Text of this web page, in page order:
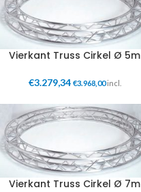
Vierkant Truss Cirkel Ø 5m
€3.279,34 €3.968,00incl.
Vierkant Truss Cirkel Ø 7m